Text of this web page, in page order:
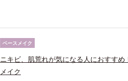
ベースメイク
ニキビ、肌荒れが気になる人におすす
メイク